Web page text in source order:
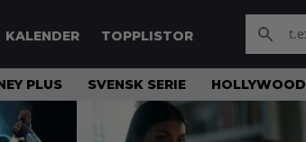
KALENDER TOPPLISTOR
PLUS SVENSK SERIE HOLLYWOOD